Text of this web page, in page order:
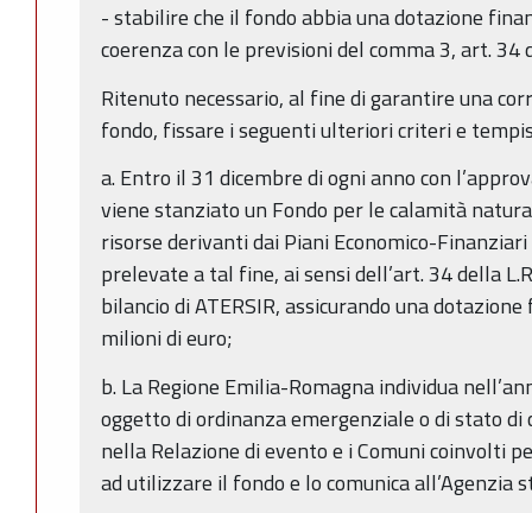
- stabilire che il fondo abbia una dotazione
coerenza con le previsioni del comma 3, art.
Ritenuto necessario, al fine di garantire una
fondo, fissare i seguenti ulteriori criteri e
a. Entro il 31 dicembre di ogni anno con
viene stanziato un Fondo per le calamità
risorse derivanti dai Piani Economico-Finanziari
prelevate a tal fine, ai sensi dell’art. 34 della
bilancio di ATERSIR, assicurando una
milioni di euro;
b. La Regione Emilia-Romagna individua
oggetto di ordinanza emergenziale o di stato
nella Relazione di evento e i Comuni coinvolti
ad utilizzare il fondo e lo comunica all’Agenzia